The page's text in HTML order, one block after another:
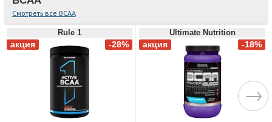
Смотреть все BCAA
Rule 1 Ultimate Nutrition